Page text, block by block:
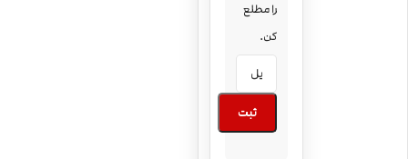
را مطلع
کن.
ثبت